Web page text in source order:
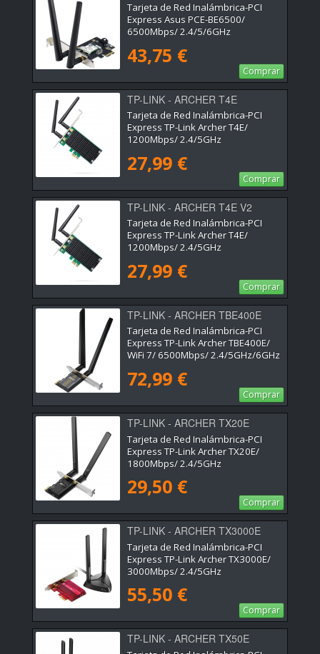
Tarjeta de Red Inalámbrica-PCI
Express Asus PCE-BE6500/
6500Mbps/ 2.4/5/6GHz
43,75 €
Comprar
TP-LINK - ARCHER T4E
Tarjeta de Red Inalámbrica-PCI
Express TP-Link Archer T4E/
1200Mbps/ 2.4/5GHz
27,99 €
Comprar
TP-LINK - ARCHER T4E V2
Tarjeta de Red Inalámbrica-PCI
Express TP-Link Archer T4E/
1200Mbps/ 2.4/5GHz
27,99 €
Comprar
TP-LINK - ARCHER TBE400E
Tarjeta de Red Inalámbrica-PCI
Express TP-Link Archer TBE400E/
WiFi 7/ 6500Mbps/ 2.4/5GHz/6GHz
72,99 €
Comprar
TP-LINK - ARCHER TX20E
Tarjeta de Red Inalámbrica-PCI
Express TP-Link Archer TX20E/
1800Mbps/ 2.4/5GHz
29,50 €
Comprar
TP-LINK - ARCHER TX3000E
Tarjeta de Red Inalámbrica-PCI
Express TP-Link Archer TX3000E/
3000Mbps/ 2.4/5GHz
55,50 €
Comprar
TP-LINK - ARCHER TX50E